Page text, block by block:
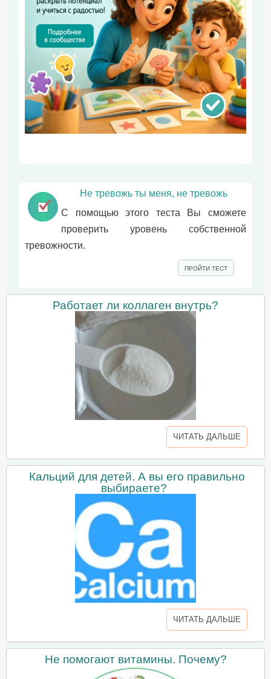
Не тревожь ты меня, не тревожь
С помощью этого теста Вы сможете
проверить уровень собственной
тревожности.
ПРОЙТИ ТЕСТ
Работает ли коллаген внутрь?
ЧИТАТЬ ДАЛЬШЕ
Кальций для детей. А вы его правильно
выбираете?
ЧИТАТЬ ДАЛЬШЕ
Не помогают витамины. Почему?